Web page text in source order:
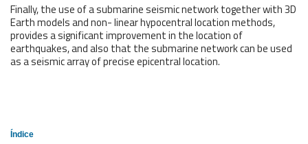
Finally, the use of a submarine seismic network together with 3D
Earth models and non- linear hypocentral location methods,
provides a significant improvement in the location of
earthquakes, and also that the submarine network can be used
as a seismic array of precise epicentral location.
Índice